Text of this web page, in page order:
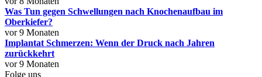
Was Tun gegen Schwellungen nach Knochenaufbau im
Oberkiefer?
vor 9 Monaten
Implantat Schmerzen: Wenn der Druck nach Jahren
zurückkehrt
vor 9 Monaten
Folge uns